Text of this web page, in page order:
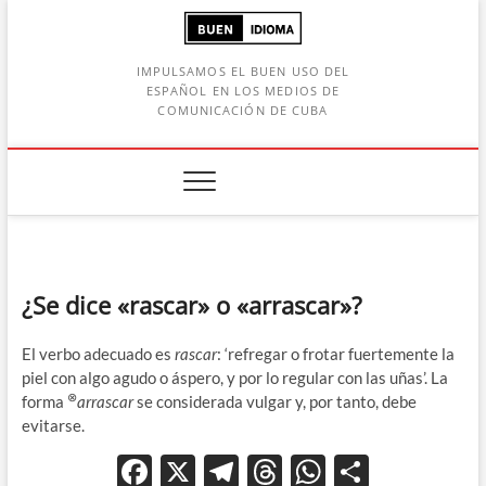
IMPULSAMOS EL BUEN USO DEL
ESPAÑOL EN LOS MEDIOS DE
COMUNICACIÓN DE CUBA
¿Se dice «rascar» o «arrascar»?
El verbo adecuado es rascar: ‘refregar o frotar fuertemente la
piel con algo agudo o áspero, y por lo regular con las uñas’. La
forma ⊗arrascarse considerada vulgar y, por tanto, debe
evitarse.
F X T T W